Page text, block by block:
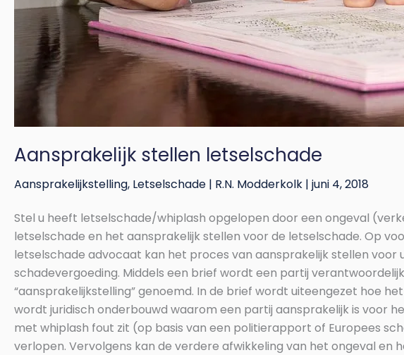
Aansprakelijk stellen letselschade
Aansprakelijkstelling, Letselschade | R.N. Modderkolk | juni 4, 2018
Stel u heeft letselschade/whiplash opgelopen door een ongeval
letselschade en het aansprakelijk stellen voor de letselschade. Op
letselschade advocaat kan het proces van aansprakelijk stellen
schadevergoeding. Middels een brief wordt een partij
“aansprakelijkstelling” genoemd. In de brief wordt uiteengezet hoe
wordt juridisch onderbouwd waarom een partij aansprakelijk is voor
met whiplash fout zit (op basis van een politierapport of Europees
verlopen. Vervolgens kan de verdere afwikkeling van het ongeval